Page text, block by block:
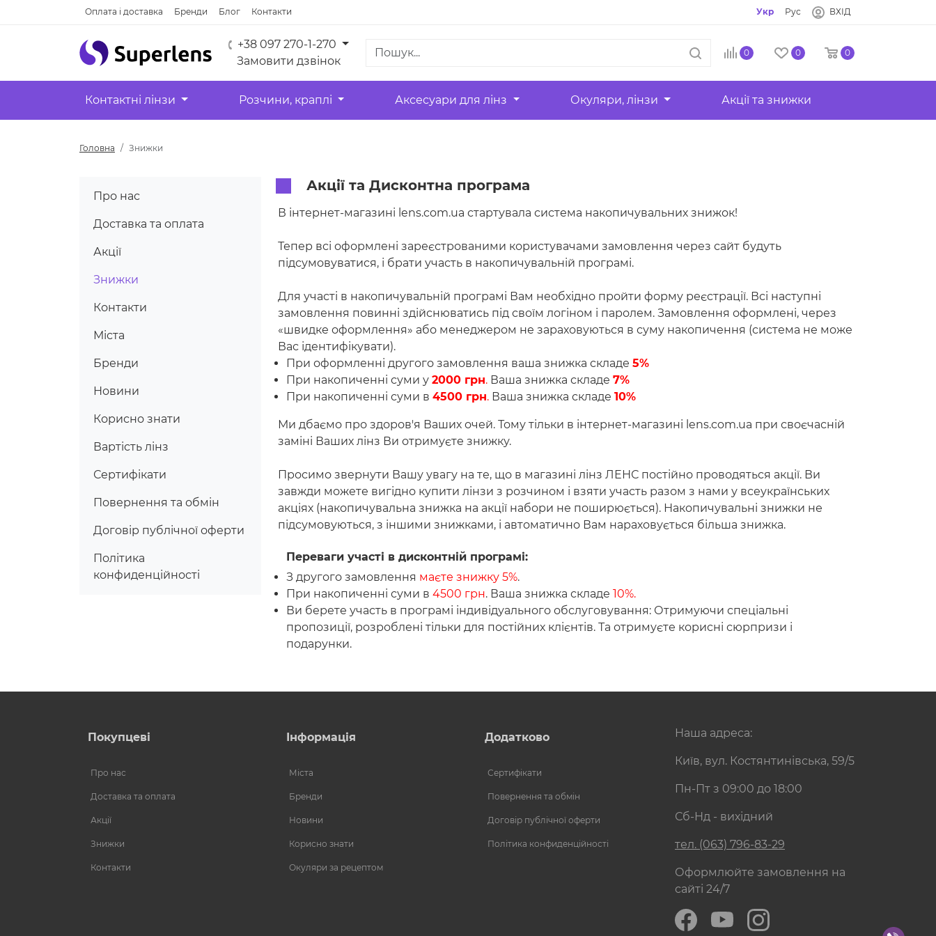
Оплата і доставка Бренди Блог Контакти Укр Рус ВХІД
+38 097 270-1-270
Замовити дзвінок
0 0 0
Контактні лінзи Розчини, краплі Аксесуари для лінз Окуляри, лінзи Акції та знижки
Головна Знижки
Про нас
Доставка та оплата
Акції
Знижки
Контакти
Міста
Бренди
Новини
Корисно знати
Вартість лінз
Сертифікати
Повернення та обмін
Договір публічної оферти
Політика
конфиденційності
Акції та Дисконтна програма
В інтернет-магазині lens.com.ua стартувала система накопичувальних знижок!
Тепер всі оформлені зареєстрованими користувачами замовлення через сайт будуть
підсумовуватися, і брати участь в накопичувальній програмі.
Для участі в накопичувальній програмі Вам необхідно пройти форму реєстрації. Всі наступні
замовлення повинні здійснюватись під своїм логіном і паролем. Замовлення оформлені, через
«швидке оформлення» або менеджером не зараховуються в суму накопичення (система не може
Вас ідентифікувати).
При оформленні другого замовлення ваша знижка складе 5%
При накопиченні суми у 2000 грн. Ваша знижка складе 7%
При накопиченні суми в 4500 грн. Ваша знижка складе 10%
Ми дбаємо про здоров'я Ваших очей. Тому тільки в інтернет-магазині lens.com.ua при своєчасній
заміні Ваших лінз Ви отримуєте знижку.
Просимо звернути Вашу увагу на те, що в магазині лінз ЛЕНС постійно проводяться акції. Ви
завжди можете вигідно купити лінзи з розчином і взяти участь разом з нами у всеукраїнських
акціях (накопичувальна знижка на акції набори не поширюється). Накопичувальні знижки не
підсумовуються, з іншими знижками, і автоматично Вам нараховується більша знижка.
Переваги участі в дисконтній програмі:
З другого замовлення маєте знижку 5%.
При накопиченні суми в 4500 грн. Ваша знижка складе 10%.
Ви берете участь в програмі індивідуального обслуговування: Отримуючи спеціальні
пропозиції, розроблені тільки для постійних клієнтів. Та отримуєте корисні сюрпризи і
подарунки.
Покупцеві
Про нас
Доставка та оплата
Акції
Знижки
Контакти
Інформація
Міста
Бренди
Новини
Корисно знати
Окуляри за рецептом
Додатково
Сертифікати
Повернення та обмін
Договір публічної оферти
Політика конфиденційності
Наша адреса:
Київ, вул. Костянтинівська, 59/5
Пн-Пт з 09:00 до 18:00
Сб-Нд - вихідний
тел. (063) 796-83-29
Оформлюйте замовлення на
сайті 24/7